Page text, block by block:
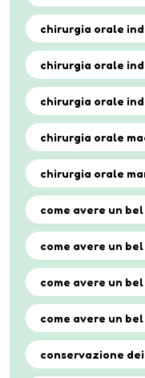
chirurgia orale
chirurgia orale
chirurgia orale
chirurgia orale
chirurgia orale
come avere un
come avere un
come avere un
come avere un
conservazione